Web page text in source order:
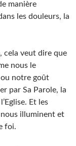
manière
les douleurs, la
cela veut dire que
nous le
notre goût
par Sa Parole, la
Et les
nous illuminent et
foi.